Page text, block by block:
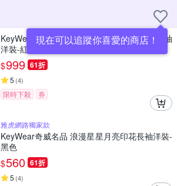
現在可以追蹤你喜愛的商店！
KeyWear奇威名品 翻領開襟綁帶花卉印花長袖
洋裝-紅咖啡色
$999 61折
5 (4)
限時下殺 券
雅虎網路獨家款
KeyWear奇威名品 浪漫星星月亮印花長袖洋裝-
黑色
$560 61折
5 (4)